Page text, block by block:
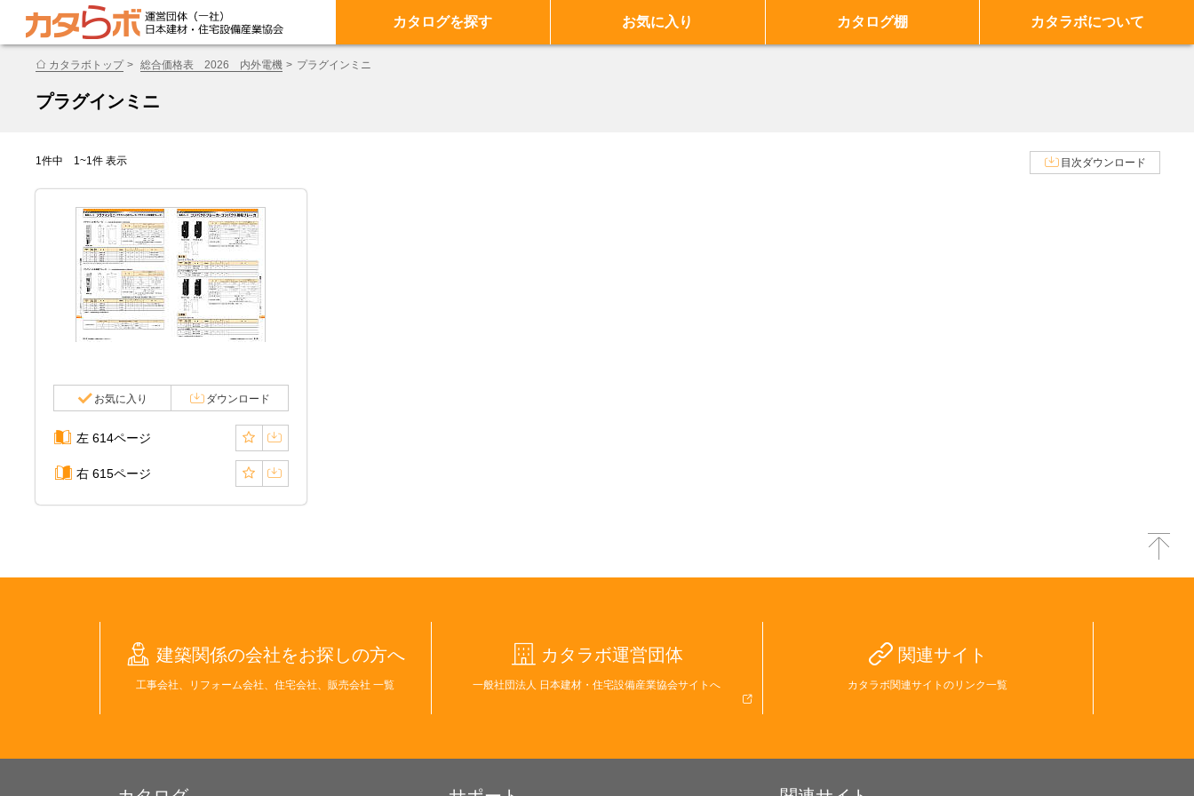
カタログを探す お気に入り カタログ棚 カタラボについて
カタラボトップ 総合価格表 2026 内外電機 プラグインミニ
プラグインミニ
1件中 1~1件 表示 目次ダウンロード
お気に入り ダウンロード
左 614ページ
右 615ページ
建築関係の会社をお探しの方へ
工事会社、リフォーム会社、住宅会社、販売会社 一覧
カタラボ運営団体
一般社団法人 日本建材・住宅設備産業協会サイトへ
関連サイト
カタラボ関連サイトのリンク一覧